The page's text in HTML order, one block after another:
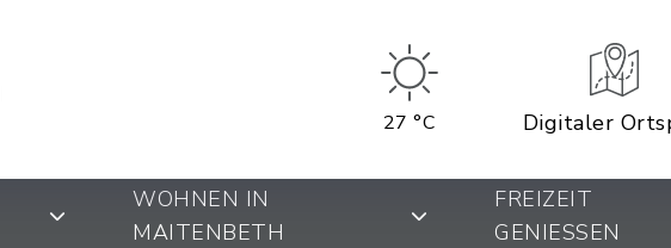
27 °C Digitaler
WOHNEN IN
MAITENBETH
FREIZEIT
GENIESSEN